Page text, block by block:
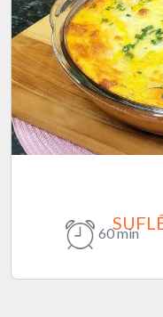
60 min